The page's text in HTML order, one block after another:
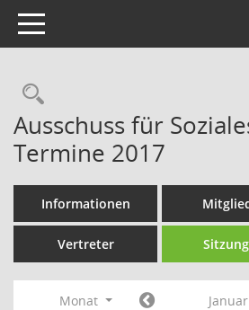
Toggle navigation
Rechercheauswahl
Ausschuss für
Termine 2017
Informationen
Vertreter
Monat Januar